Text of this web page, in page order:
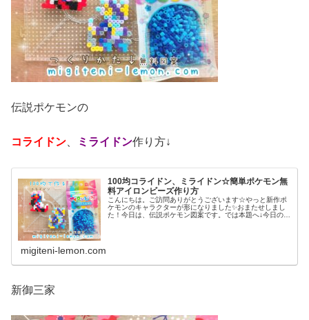
伝説ポケモンの
コライドン ミライドン作り方↓
100均コライドン、ミライドン☆簡単ポケモン無
料アイロンビーズ作り方
こんにちは。ご訪問ありがとうございます☆やっと新作ポ
ケモンのキャラクターが形になりました✨おまたせしまし
た！今日は、伝説ポケモン図案です。では本題へ↓今日の作
migiteni-lemon.com
新御三家